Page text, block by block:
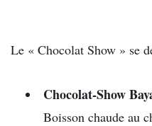
Le « Chocolat Show » se
Chocolat-Show
Boisson chaude au